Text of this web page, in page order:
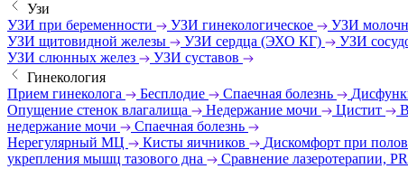
Узи
УЗИ при беременности
УЗИ гинекологическое УЗИ
УЗИ щитовидной железы
УЗИ сердца (ЭХО КГ) УЗИ
УЗИ слюнных желез
УЗИ суставов
Гинекология
Прием гинеколога
Бесплодие Спаечная болезнь
Опущение стенок влагалища
Недержание мочи Цистит
недержание мочи
Спаечная болезнь
Нерегулярный МЦ
Кисты яичников Дискомфорт при
укрепления мышц тазового дна
Сравнение лазеротерапии,